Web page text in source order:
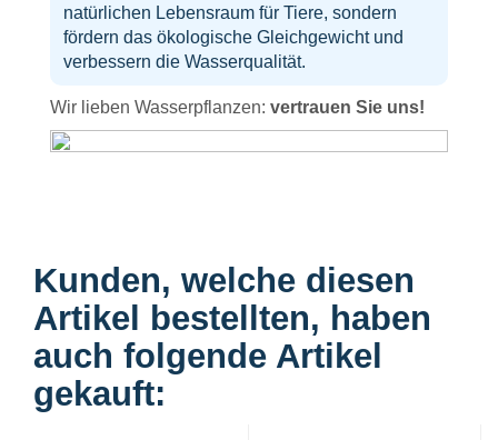
natürlichen Lebensraum für Tiere, sondern
fördern das ökologische Gleichgewicht und
verbessern die Wasserqualität.
Wir lieben Wasserpflanzen: vertrauen Sie uns!
Kunden, welche diesen
Artikel bestellten, haben
auch folgende Artikel
gekauft: